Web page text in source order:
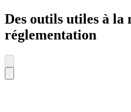
Des outils utiles à la
réglementation